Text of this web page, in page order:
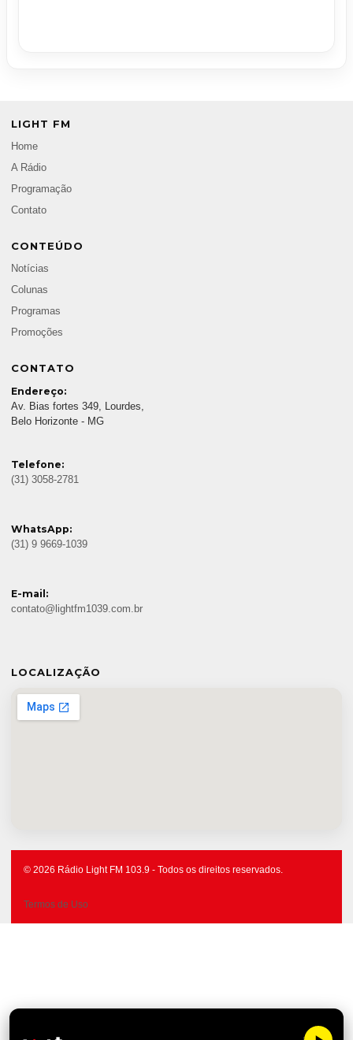
LIGHT FM
Home
A Rádio
Programação
Contato
CONTEÚDO
Notícias
Colunas
Programas
Promoções
CONTATO
Endereço:
Av. Bias fortes 349, Lourdes,
Belo Horizonte - MG
Telefone:
(31) 3058-2781
WhatsApp:
(31) 9 9669-1039
E-mail:
contato@lightfm1039.com.br
LOCALIZAÇÃO
© 2026 Rádio Light FM 103.9 - Todos os direitos reservados.
Termos de Uso